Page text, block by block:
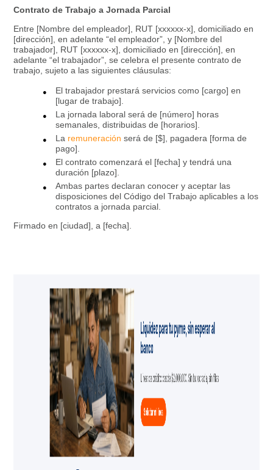
Contrato de Trabajo a Jornada Parcial
Entre [Nombre del empleador], RUT [xxxxxx-x], domiciliado en
[dirección], en adelante “el empleador”, y [Nombre del
trabajador], RUT [xxxxxx-x], domiciliado en [dirección], en
adelante “el trabajador”, se celebra el presente contrato de
trabajo, sujeto a las siguientes cláusulas:
El trabajador prestará servicios como [cargo] en
[lugar de trabajo].
La jornada laboral será de [número] horas
semanales, distribuidas de [horarios].
La remuneración será de [$], pagadera [forma de
pago].
El contrato comenzará el [fecha] y tendrá una
duración [plazo].
Ambas partes declaran conocer y aceptar las
disposiciones del Código del Trabajo aplicables a los
contratos a jornada parcial.
Firmado en [ciudad], a [fecha].